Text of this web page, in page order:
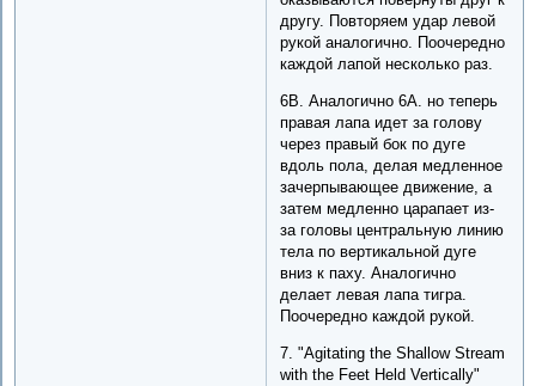
другу. Повторяем удар левой
рукой аналогично. Поочередно
каждой лапой несколько раз.
6B. Аналогично 6A. но теперь
правая лапа идет за голову
через правый бок по дуге
вдоль пола, делая медленное
зачерпывающее движение, а
затем медленно царапает из-
за головы центральную линию
тела по вертикальной дуге
вниз к паху. Аналогично
делает левая лапа тигра.
Поочередно каждой рукой.
7. "Agitating the Shallow Stream
with the Feet Held Vertically"